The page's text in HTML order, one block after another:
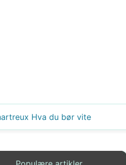
Hva du bør vite